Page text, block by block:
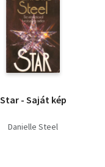
Star - Saját kép
Danielle Steel